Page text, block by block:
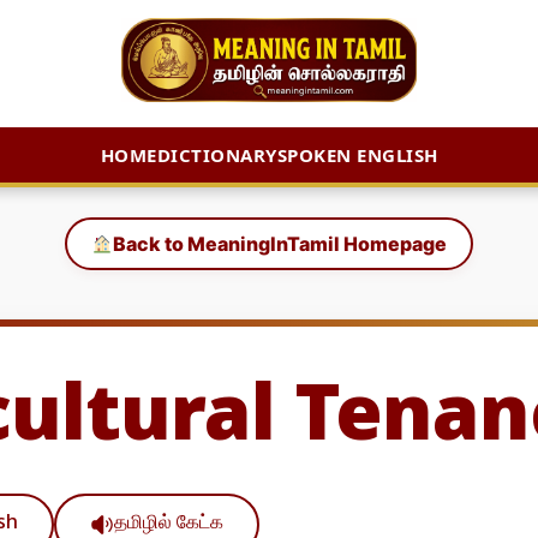
HOMEDICTIONARYSPOKEN ENGLISH
Back to MeaningInTamil Homepage
தமிழில் கேட்க